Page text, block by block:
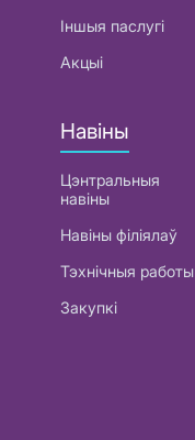
Іншыя паслугі
Акцыі
Навіны
Цэнтральныя
навіны
Навіны філіялаў
Тэхнічныя работы
Закупкі